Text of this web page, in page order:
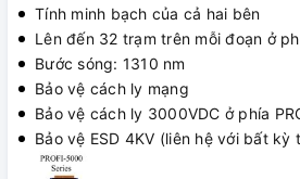
Tính minh bạch của cả hai bên
Lên đến 32 trạm trên mỗi đoạn ở
Bước sóng: 1310 nm
Bảo vệ cách ly mạng
Bảo vệ cách ly 3000VDC ở phía
Bảo vệ ESD 4KV (liên hệ với bất kỳ